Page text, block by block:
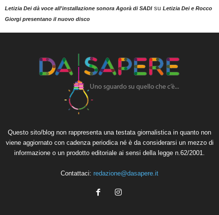
Letizia Dei dà voce all'installazione sonora Agorà di SADIsu Letizia Dei e Rocco
Giorgi presentano il nuovo disco
Questo sito/blog non rappresenta una testata giornalistica in quanto non
viene aggiornato con cadenza periodica né è da considerarsi un mezzo di
informazione o un prodotto editoriale ai sensi della legge n.62/2001.
Contattaci: redazione@dasapere.it